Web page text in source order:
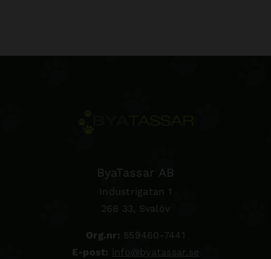
ByaTassar AB
Industrigatan 1
268 33, Svalöv
Org.nr: 559460-7441
E-post: info@byatassar.se